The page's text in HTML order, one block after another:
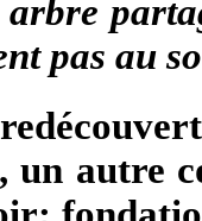
pas au
un autre